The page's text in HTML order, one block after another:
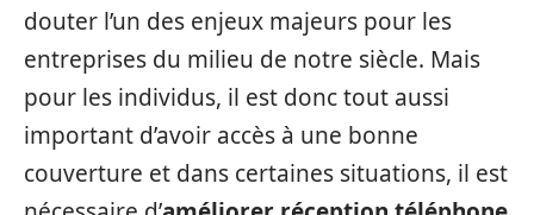
douter l’un des enjeux majeurs pour les
entreprises du milieu de notre siècle. Mais
pour les individus, il est donc tout aussi
important d’avoir accès à une bonne
couverture et dans certaines situations, il est